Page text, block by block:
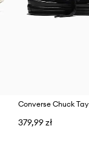
379,99 zł